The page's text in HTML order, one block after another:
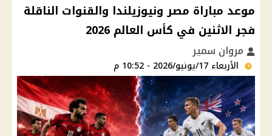
موعد مباراة مصر ونيوزيلندا والقنوات الناقلة
فجر الاثنين في كأس العالم 2026
مروان سمير
الأربعاء 17/يونيو/2026 - 10:52 م